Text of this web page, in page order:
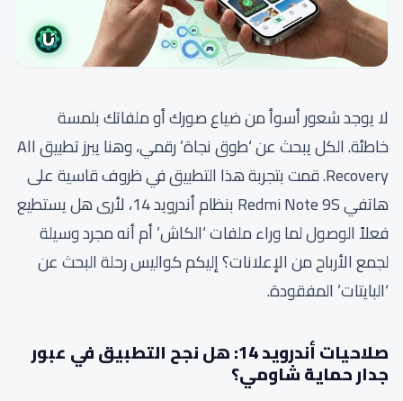
لا يوجد شعور أسوأ من ضياع صورك أو ملفاتك بلمسة
خاطئة. الكل يبحث عن ‘طوق نجاة’ رقمي، وهنا يبرز تطبيق All
Recovery. قمت بتجربة هذا التطبيق في ظروف قاسية على
هاتفي Redmi Note 9S بنظام أندرويد 14، لأرى هل يستطيع
فعلاً الوصول لما وراء ملفات ‘الكاش’ أم أنه مجرد وسيلة
لجمع الأرباح من الإعلانات؟ إليكم كواليس رحلة البحث عن
‘البايتات’ المفقودة.
صلاحيات أندرويد 14: هل نجح التطبيق في عبور
جدار حماية شاومي؟